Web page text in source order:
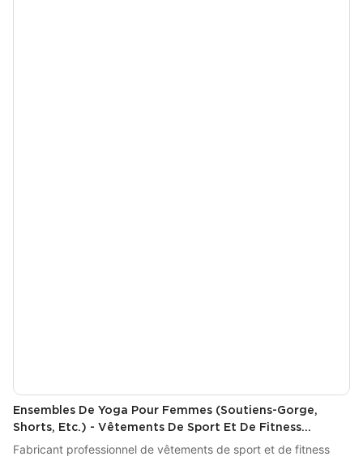
Ensembles De Yoga Pour Femmes (soutiens-Gorge,
Shorts, Etc.) - Vêtements De Sport Et De Fitness
Personnalisés (OEM) TZ828-DK7015
Fabricant professionnel de vêtements de sport et de fitness